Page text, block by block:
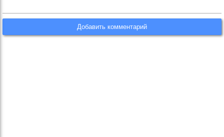
Добавить комментарий